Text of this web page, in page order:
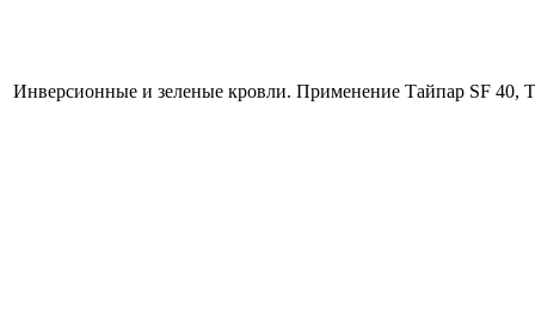
Инверсионные и зеленые кровли. Применение Тайпар SF 40,